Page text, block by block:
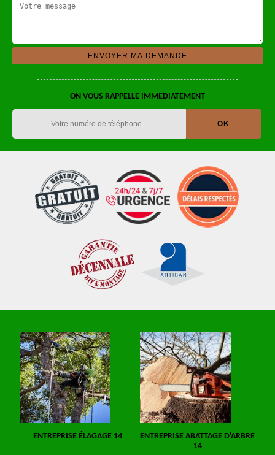
ON VOUS RAPPELLE IMMEDIATEMENT
ENTREPRISE ÉLAGAGE 14
ENTREPRISE ABATTAGE D'ARBRE
14